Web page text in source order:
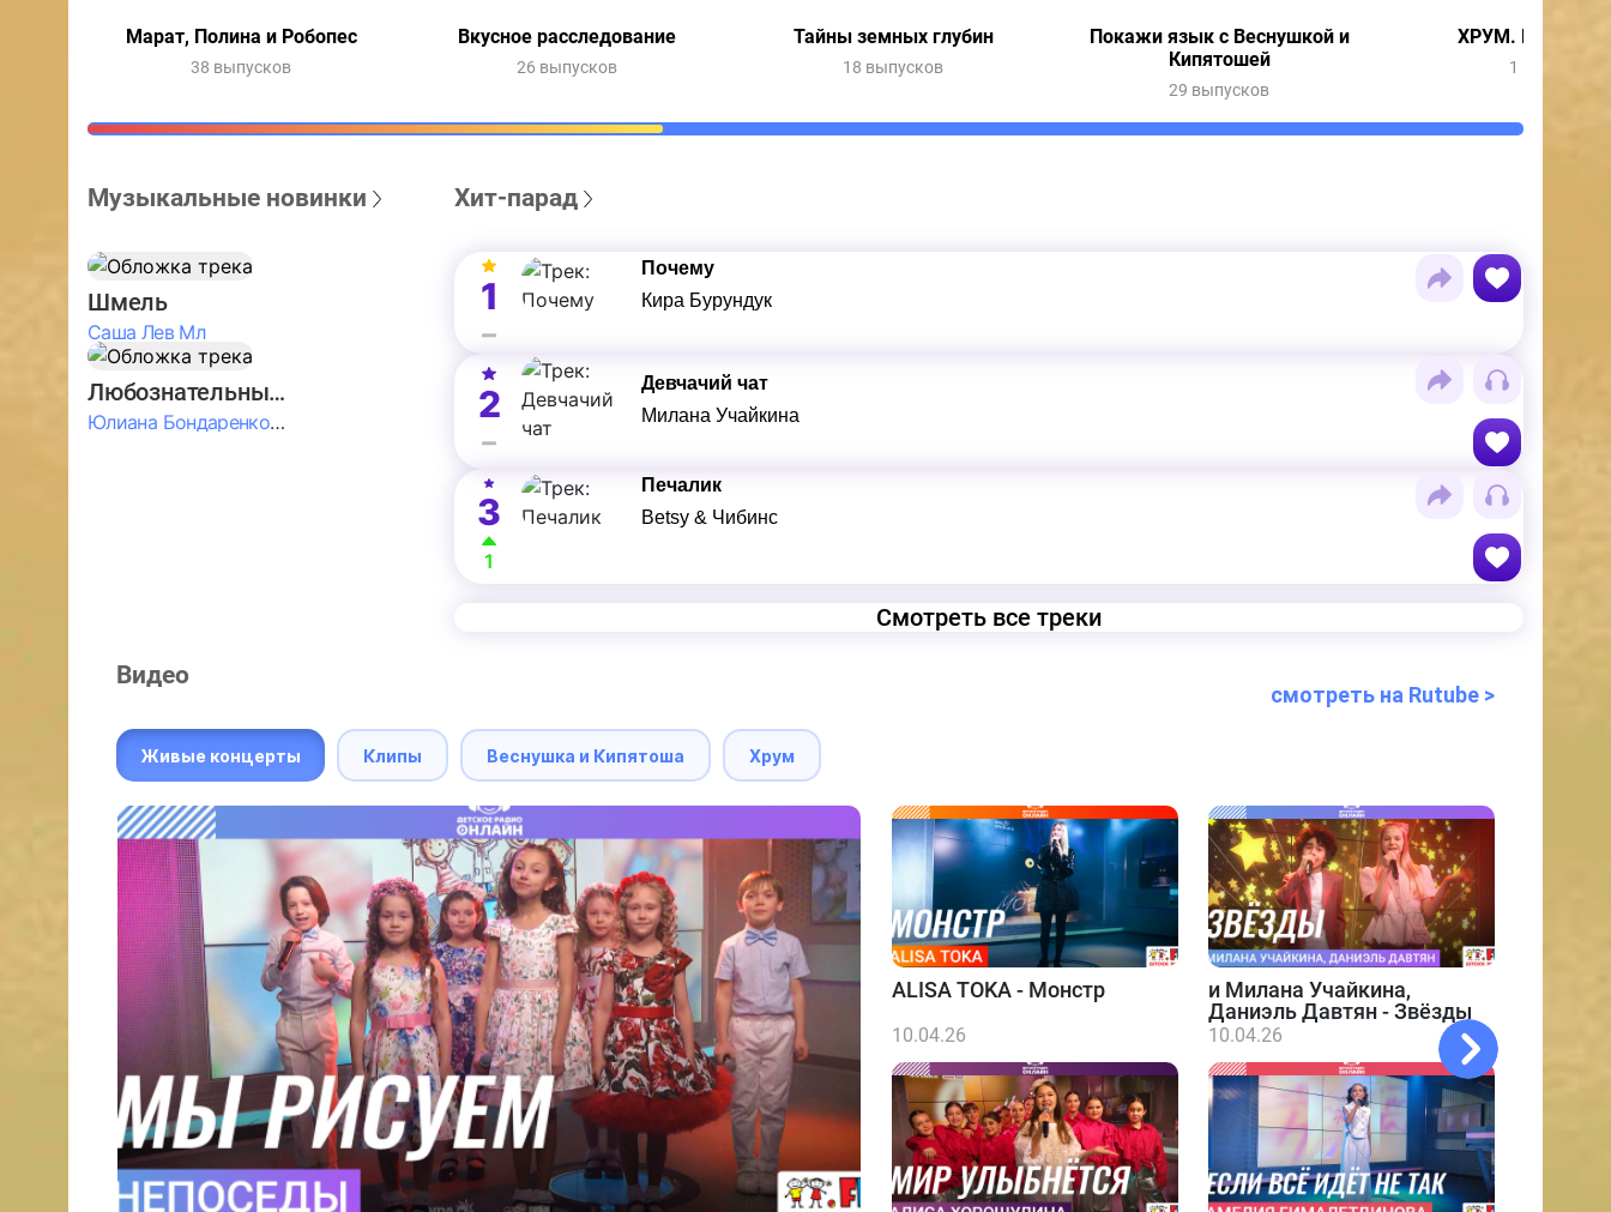
Марат, Полина и Робопес
38 выпусков
Вкусное расследование
26 выпусков
Тайны земных глубин
18 выпусков
Покажи язык с Веснушкой и
Кипятошей
29 выпусков
ХРУМ. Гуси-
1 выпуск
Музыкальные новинки
Шмель
Саша Лев Мл
Любознательные Дети
Юлиана Бондаренко & Амелия Колпакова & Егор Егоров & Валерия Шевченко & Ксюша Косичкина
Хит-парад
1
Почему
Кира Бурундук
2
Девчачий чат
Милана Учайкина
3
1
Печалик
Betsy & Чибинс
Смотреть все треки
Видео
смотреть на Rutube >
Живые концерты Клипы Веснушка и Кипятоша Хрум
ALISA TOKA - Монстр
10.04.26
и Милана Учайкина,
Даниэль Давтян - Звёзды
10.04.26